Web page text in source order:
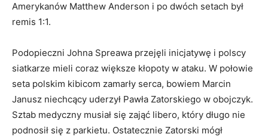
Amerykanów Matthew Anderson i po dwóch setach był
remis 1:1.
Podopieczni Johna Spreawa przejęli inicjatywę i polscy
siatkarze mieli coraz większe kłopoty w ataku. W połowie
seta polskim kibicom zamarły serca, bowiem Marcin
Janusz niechcący uderzył Pawła Zatorskiego w obojczyk.
Sztab medyczny musiał się zająć libero, który długo nie
podnosił się z parkietu. Ostatecznie Zatorski mógł